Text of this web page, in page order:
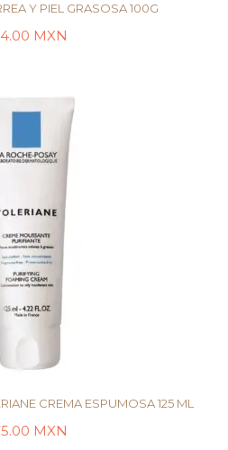
Y PIEL GRASOSA 100G
MXN
CREMA ESPUMOSA 125 ML
MXN